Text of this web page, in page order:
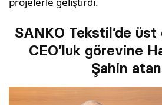
SANKO Tekstil’de
CEO’luk görevine
Şahin